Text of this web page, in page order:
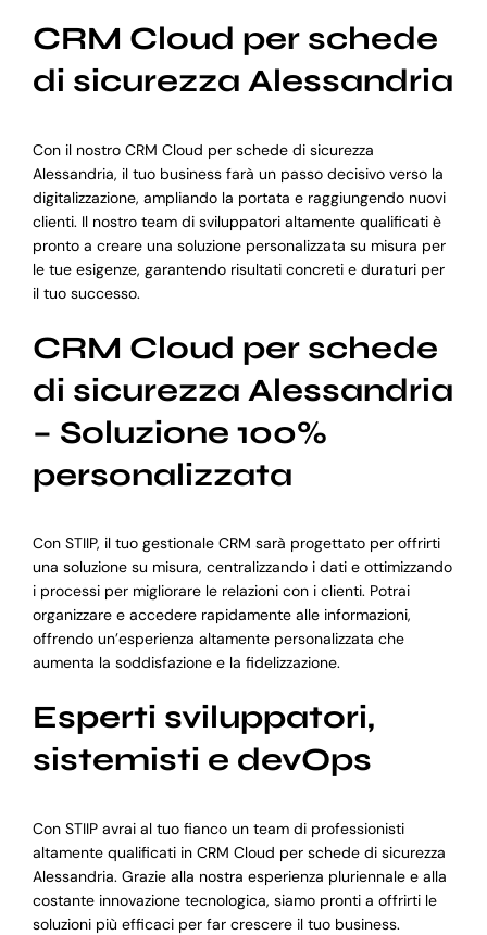
CRM Cloud per schede
di sicurezza Alessandria
Con il nostro CRM Cloud per schede di sicurezza
Alessandria, il tuo business farà un passo decisivo verso la
digitalizzazione, ampliando la portata e raggiungendo nuovi
clienti. Il nostro team di sviluppatori altamente qualificati è
pronto a creare una soluzione personalizzata su misura per
le tue esigenze, garantendo risultati concreti e duraturi per
il tuo successo.
CRM Cloud per schede
di sicurezza Alessandria
– Soluzione 100%
personalizzata
Con STIIP, il tuo gestionale CRM sarà progettato per offrirti
una soluzione su misura, centralizzando i dati e ottimizzando
i processi per migliorare le relazioni con i clienti. Potrai
organizzare e accedere rapidamente alle informazioni,
offrendo un’esperienza altamente personalizzata che
aumenta la soddisfazione e la fidelizzazione.
Esperti sviluppatori,
sistemisti e devOps
Con STIIP avrai al tuo fianco un team di professionisti
altamente qualificati in CRM Cloud per schede di sicurezza
Alessandria. Grazie alla nostra esperienza pluriennale e alla
costante innovazione tecnologica, siamo pronti a offrirti le
soluzioni più efficaci per far crescere il tuo business.